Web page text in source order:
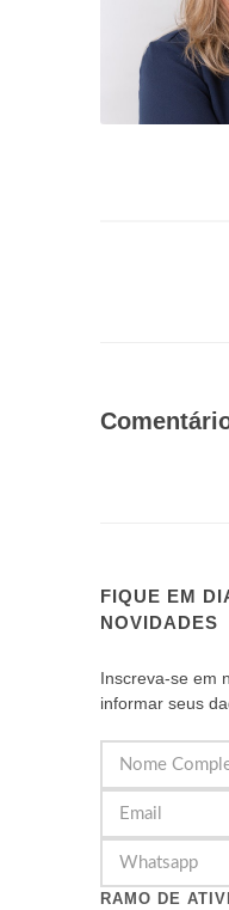
FIQUE EM
NOVIDADES
Inscreva-se em
informar seus
RAMO DE